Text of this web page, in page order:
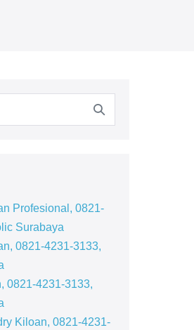
Profesional, 0821-
Surabaya
0821-4231-3133,
0821-4231-3133,
Kiloan, 0821-4231-